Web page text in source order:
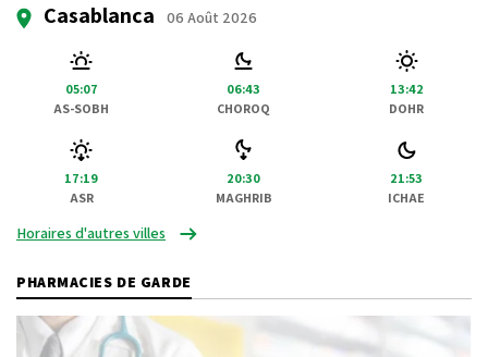
Casablanca 06 Août 2026
05:07
AS-SOBH
06:43
CHOROQ
13:42
DOHR
17:19
ASR
20:30
MAGHRIB
21:53
ICHAE
Horaires d'autres villes
PHARMACIES DE GARDE